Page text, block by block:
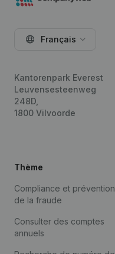
Français
Kantorenpark Everest
Leuvensesteenweg
248D,
1800 Vilvoorde
Thème
Compliance et prévention
de la fraude
Consulter des comptes
annuels